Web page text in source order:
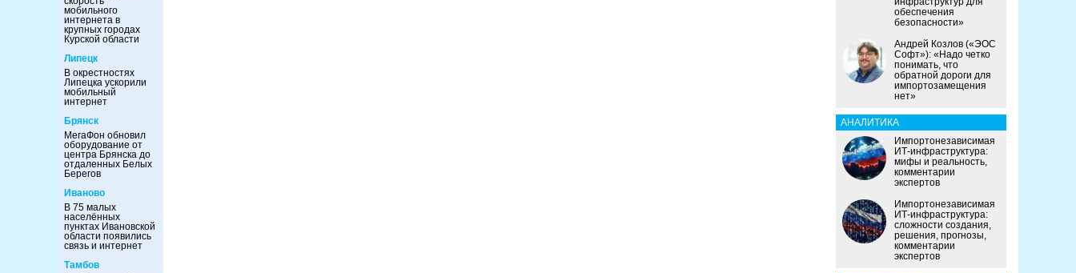
мобильного
интернета в
крупных городах
Курской области
Липецк
В окрестностях
Липецка ускорили
мобильный
интернет
Брянск
МегаФон обновил
оборудование от
центра Брянска до
отдаленных Белых
Берегов
Иваново
В 75 малых
населённых
пунктах Ивановской
области появились
связь и интернет
Тамбов
обеспечения
безопасности»
Андрей Козлов («ЭОС
Софт»): «Надо четко
понимать, что
обратной дороги для
импортозамещения
нет»
АНАЛИТИКА
Импортонезависимая
ИТ-инфраструктура:
мифы и реальность,
комментарии
экспертов
Импортонезависимая
ИТ-инфраструктура:
сложности создания,
решения, прогнозы,
комментарии
экспертов